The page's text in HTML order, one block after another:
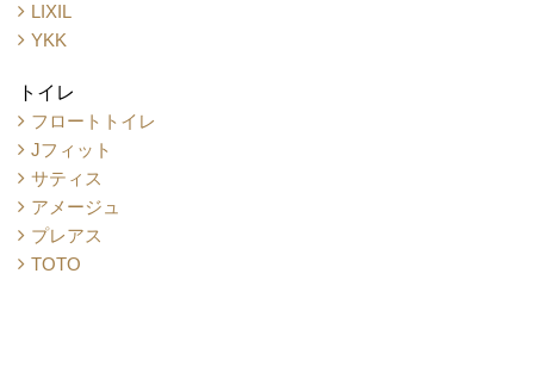
LIXIL
YKK
トイレ
フロートトイレ
Jフィット
サティス
アメージュ
プレアス
TOTO